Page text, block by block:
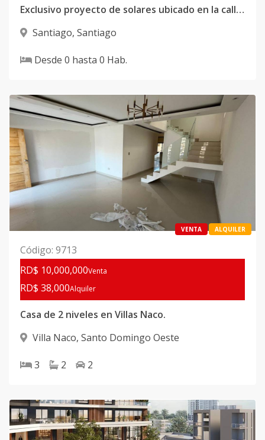
Exclusivo proyecto de solares ubicado en la calle Brígida, Matanzas, Santiago de los Caballeros
Santiago, Santiago
Desde 0 hasta 0 Hab.
VENTA ALQUILER
Código: 9713
RD$ 10,000,000Venta
RD$ 38,000Alquiler
Casa de 2 niveles en Villas Naco.
Villa Naco, Santo Domingo Oeste
3 2 2